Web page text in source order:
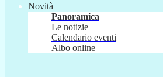
Novità
Panoramica
Le notizie
Calendario eventi
Albo online